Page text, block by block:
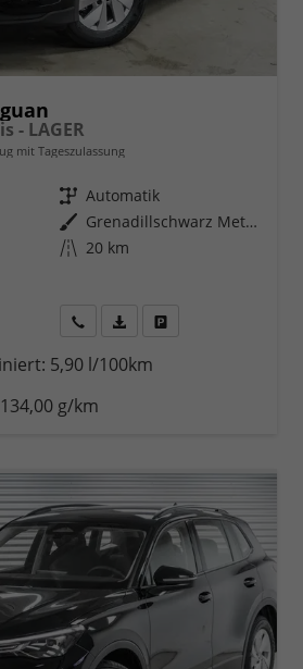
- LAGER
mit Tageszulassung
Getriebe Automatik
Außenfarbe
Grenadillschwarz Metallic (0E)
Kilometerstand 20 km
anfordern
Datei,
5,90 l/100km
134,00 g/km